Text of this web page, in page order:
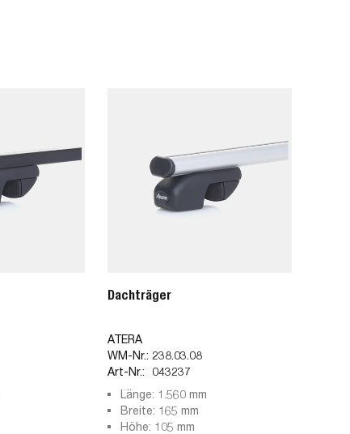
Dachträger
ATERA
WM-Nr.: 238.03.08
Art-Nr.:
043237
Länge: 1.560 mm
Breite: 165 mm
Höhe: 105 mm